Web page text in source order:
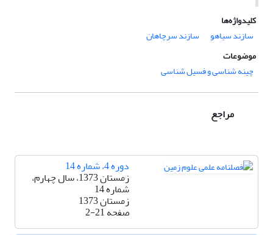
کلیدواژه‌ها
سازند سیاهو
سازند سرچاهان
موضوعات
چینه شناسی و فسیل شناسی
مراجع
دوره 4، شماره 14
زمستان 1373، سال چهارم،
شماره 14
زمستان 1373
صفحه2-21